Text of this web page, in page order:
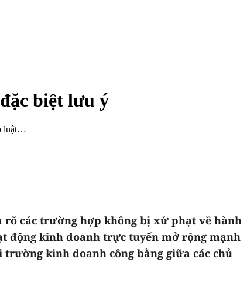
biệt lưu ý
luật…
các trường hợp không bị xử phạt về hành
động kinh doanh trực tuyến mở rộng mạnh
kinh doanh công bằng giữa các chủ